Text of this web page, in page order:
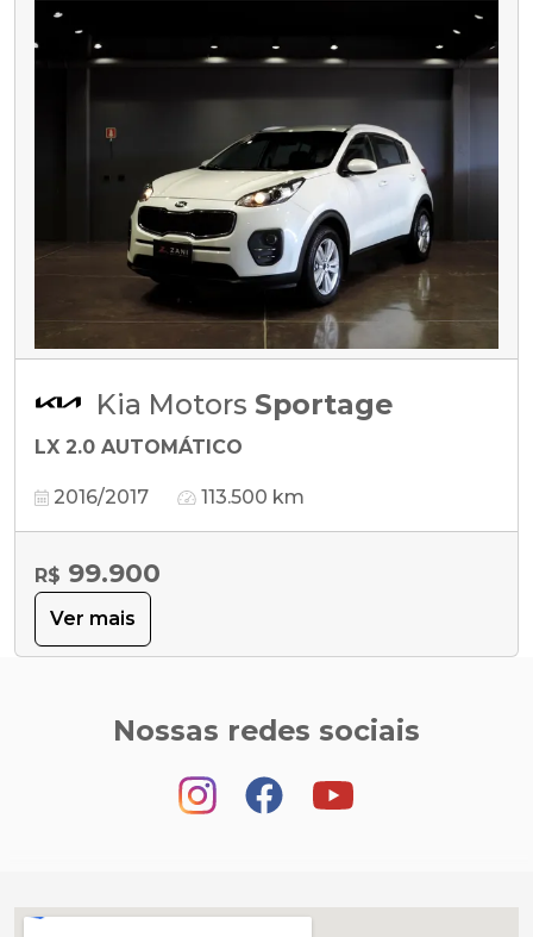
Kia Motors Sportage
LX 2.0 AUTOMÁTICO
2016/2017 113.500 km
R$ 99.900
Ver mais
Nossas redes sociais